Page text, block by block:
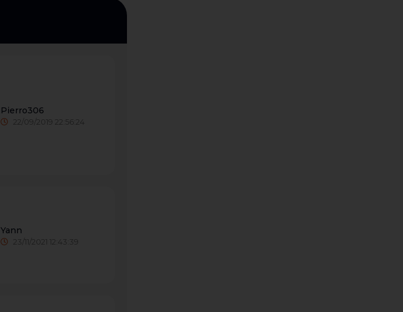
Pierro306
22/09/2019 22:56:24
Yann
23/11/2021 12:43:39